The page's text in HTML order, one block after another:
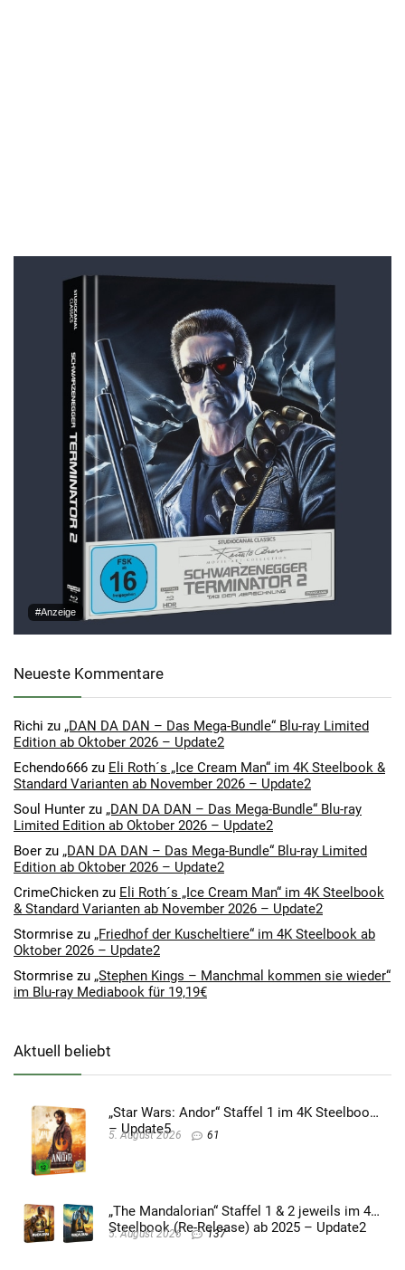
#Anzeige
Neueste Kommentare
Richi zu „DAN DA DAN – Das Mega-Bundle“ Blu-ray Limited
Edition ab Oktober 2026 – Update2
Echendo666 zu Eli Roth´s „Ice Cream Man“ im 4K Steelbook &
Standard Varianten ab November 2026 – Update2
Soul Hunter zu „DAN DA DAN – Das Mega-Bundle“ Blu-ray
Limited Edition ab Oktober 2026 – Update2
Boer zu „DAN DA DAN – Das Mega-Bundle“ Blu-ray Limited
Edition ab Oktober 2026 – Update2
CrimeChicken zu Eli Roth´s „Ice Cream Man“ im 4K Steelbook
& Standard Varianten ab November 2026 – Update2
Stormrise zu „Friedhof der Kuscheltiere“ im 4K Steelbook ab
Oktober 2026 – Update2
Stormrise zu „Stephen Kings – Manchmal kommen sie wieder“
im Blu-ray Mediabook für 19,19€
Aktuell beliebt
„Star Wars: Andor“ Staffel 1 im 4K Steelbook
– Update5
5. August 2026 61
„The Mandalorian“ Staffel 1 & 2 jeweils im 4K
Steelbook (Re-Release) ab 2025 – Update2
5. August 2026 137